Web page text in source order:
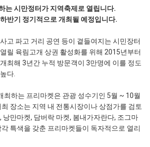
는 시만정터가 지역축제로 열립니다.
반기 정기적으로 개최될 예정입니다.
고 파고 거리 공연 등이 곁들여지는 시민장터
릴 육림고개 상권 활성화를 위해 2015년부터
최해 3년간 누적 방문객이 3만명에 이를 정도
다.
최하는 프리마켓은 관광 성수기인 5월 ~ 10월
장소는 지역 내 전통시장이나 상점가를 검토
낭만마켓, 담버락 마켓, 봄내가자란다, 조그마
특색을 갖춘 프리마켓들이 독자적으로 열리